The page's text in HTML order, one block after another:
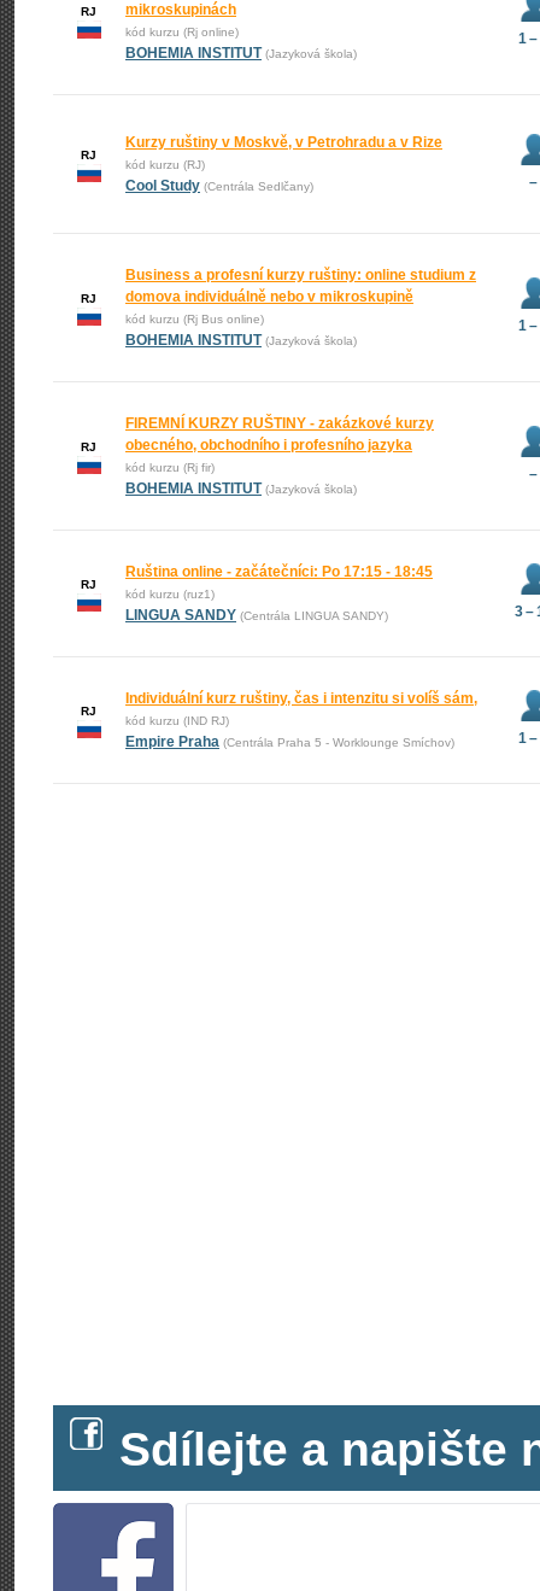
RJ
mikroskupinách
kód kurzu (Rj online)
BOHEMIA INSTITUT (Jazyková škola)
1
RJ
Kurzy ruštiny v Moskvě, v Petrohradu a v Rize
kód kurzu (RJ)
Cool Study (Centrála Sedlčany) –
RJ
Business a profesní kurzy ruštiny: online studium z
domova individuálně nebo v mikroskupině
kód kurzu (Rj Bus online)
BOHEMIA INSTITUT (Jazyková škola)
1
RJ
FIREMNÍ KURZY RUŠTINY - zakázkové kurzy
obecného, obchodního i profesního jazyka
kód kurzu (Rj fir)
BOHEMIA INSTITUT (Jazyková škola)
–
RJ
Ruština online - začátečníci: Po 17:15 - 18:45
kód kurzu (ruz1)
LINGUA SANDY (Centrála LINGUA SANDY) 3 –
RJ
Individuální kurz ruštiny, čas i intenzitu si volíš sám,
kód kurzu (IND RJ)
Empire Praha (Centrála Praha 5 - Worklounge Smíchov) 1
Sdílejte a napište